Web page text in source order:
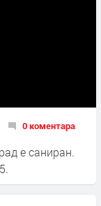
0 коментара
е саниран.